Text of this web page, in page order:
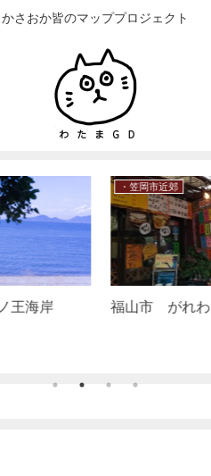
かさおか皆のマッププロジェクト
・飲食店
笠岡市 古カフェ陽だまり